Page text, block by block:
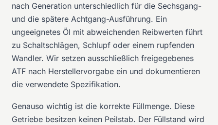
nach Generation unterschiedlich für die Sechsgang-
und die spätere Achtgang-Ausführung. Ein
ungeeignetes Öl mit abweichenden Reibwerten führt
zu Schaltschlägen, Schlupf oder einem rupfenden
Wandler. Wir setzen ausschließlich freigegebenes
ATF nach Herstellervorgabe ein und dokumentieren
die verwendete Spezifikation.
Genauso wichtig ist die korrekte Füllmenge. Diese
Getriebe besitzen keinen Peilstab. Der Füllstand wird